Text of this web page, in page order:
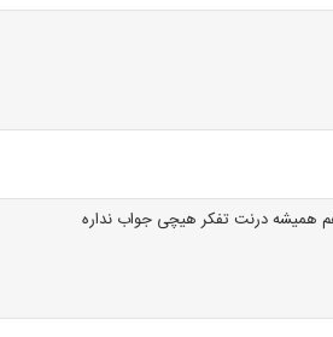
همیشه درنت تفکر هیچی جواب نداره